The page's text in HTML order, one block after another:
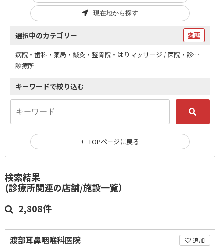
検索結果
(診療所関連の店舗/施設一覧）
2,808件
渡部耳鼻咽喉科医院 追加
現在地から探す
選択中のカテゴリー 変更
病院・歯科・薬局・鍼灸・整骨院・はりマッサージ / 医院・診療所
診療所
キーワードで絞り込む
TOPページに戻る